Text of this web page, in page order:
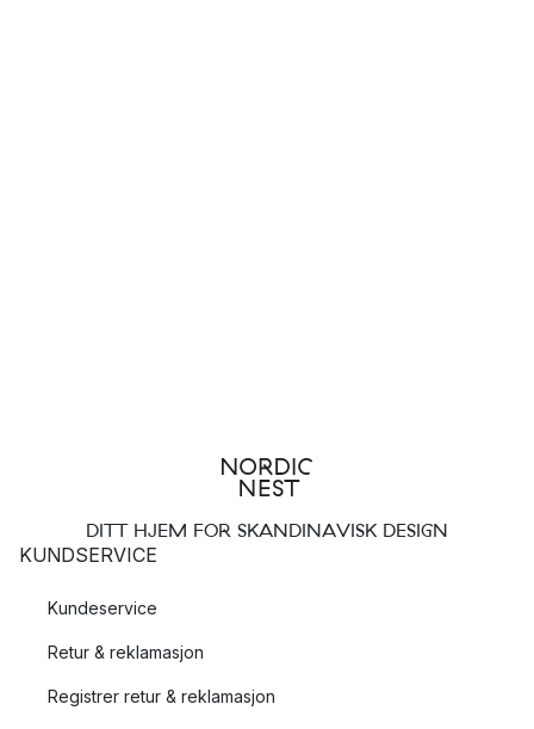
DITT HJEM FOR SKANDINAVISK DESIGN
KUNDSERVICE
Kundeservice
Retur & reklamasjon
Registrer retur & reklamasjon